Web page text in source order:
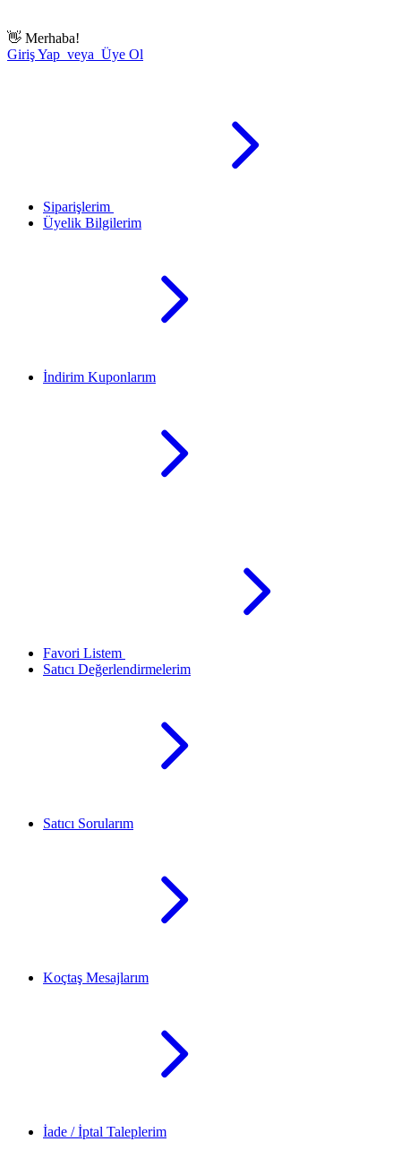
👋 Merhaba!
Giriş Yap veya Üye Ol
Siparişlerim
Üyelik Bilgilerim
İndirim Kuponlarım
Favori Listem
Satıcı Değerlendirmelerim
Satıcı Sorularım
Koçtaş Mesajlarım
İade / İptal Taleplerim